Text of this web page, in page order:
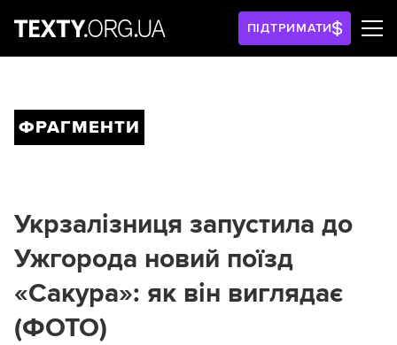
ПІДТРИМАТИ
ФРАГМЕНТИ
Укрзалізниця запустила до
Ужгорода новий поїзд
«Сакура»: як він виглядає
(ФОТО)